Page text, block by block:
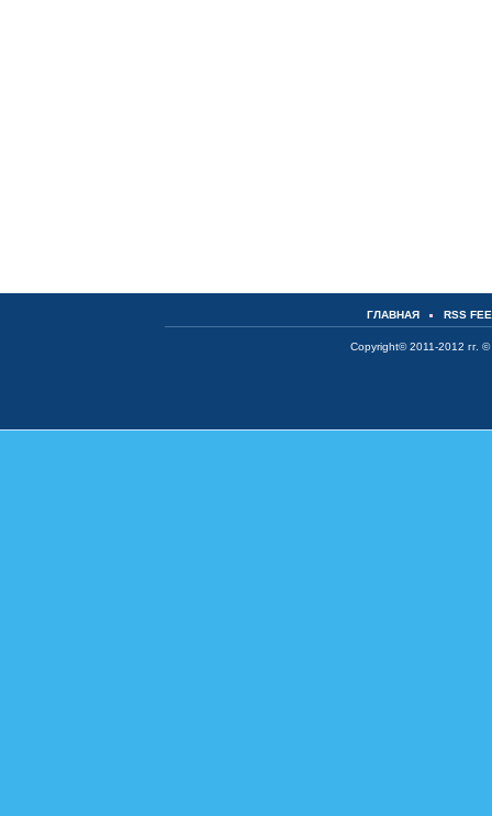
ГЛАВНАЯ RSS
Copyright© 2011-2012 гг. ©